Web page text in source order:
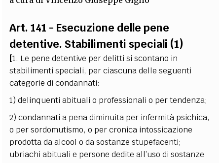
CODICI RUBRICHE LIBRI PROCEEDINGS PUBBLICITÀ
SOCIAL MEDIA
Art. 141 - Esecuzione delle pene
detentive. Stabilimenti speciali (1)
[1. Le pene detentive per delitti si scontano in
stabilimenti speciali, per ciascuna delle seguenti
categorie di condannati:
1) delinquenti abituali o professionali o per tendenza;
2) condannati a pena diminuita per infermità psichica,
o per sordomutismo, o per cronica intossicazione
prodotta da alcool o da sostanze stupefacenti;
ubriachi abituali e persone dedite all’uso di sostanze